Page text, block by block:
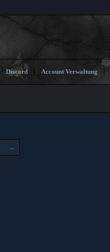
Discord Account Verwaltung